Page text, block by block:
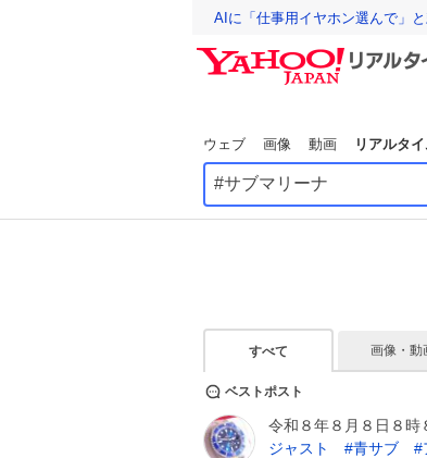
AIに「仕事用イヤホン選んで」
ウェブ 画像 動画 リアルタ
すべて 画像・動
ベストポスト
令和８年８月８日８時
ジャスト
#青サブ #